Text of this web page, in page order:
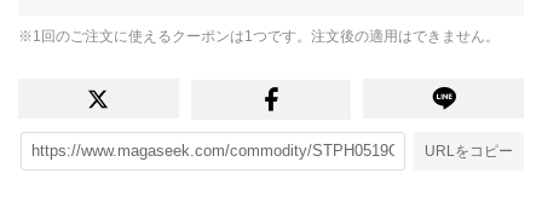
※1回のご注文に使えるクーポンは1つです。注文後の適用はできません。
URLをコピー